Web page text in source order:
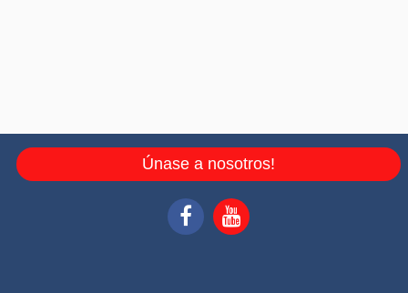
Únase a nosotros!